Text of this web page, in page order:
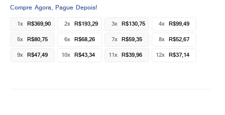
Compre Agora, Pague Depois!
1x R$369,90 2x R$193,29 3x R$130,75 4x R$99,49
5x R$80,75 6x R$68,26 7x R$59,35 8x R$52,67
9x R$47,49 10x R$43,34 11x R$39,96 12x R$37,14